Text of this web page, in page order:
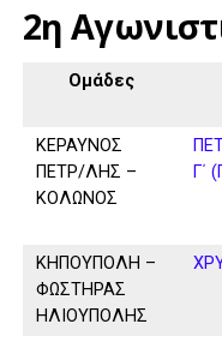
2η
Ομάδες
ΚΕΡΑΥΝΟΣ
ΠΕΤΡ/ΛΗΣ –
ΚΟΛΩΝΟΣ
Γ΄
ΚΗΠΟΥΠΟΛΗ –
ΦΩΣΤΗΡΑΣ
ΗΛΙΟΥΠΟΛΗΣ